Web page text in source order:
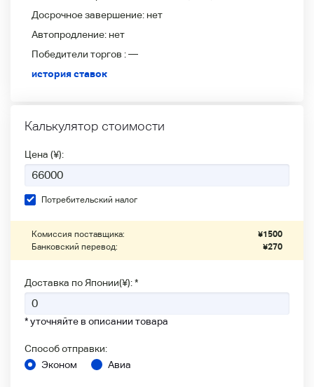
Досрочное завершение: нет
Автопродление: нет
Победители
торгов :—
история ставок
Калькулятор стоимости
Цена (¥):
Потребительский налог
Комиссия поставщика: ¥1500
Банковский перевод:
¥270
Доставка по Японии(¥): *
* уточняйте в описании товара
Способ отправки:
Эконом
Авиа